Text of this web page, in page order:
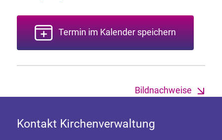
Termin im Kalender speichern
Bildnachweise
Kontakt Kirchenverwaltung